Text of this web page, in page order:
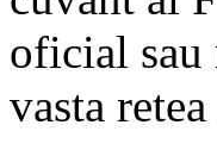
oficial sau
vasta